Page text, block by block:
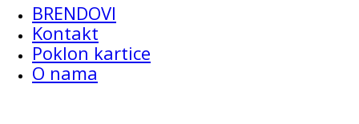
BRENDOVI
Kontakt
Poklon kartice
O nama